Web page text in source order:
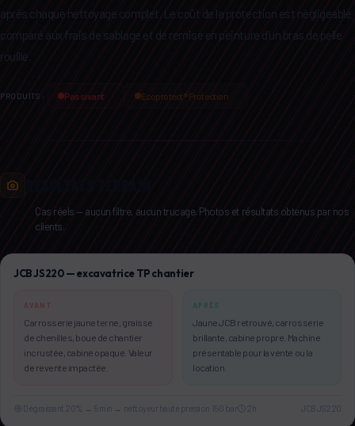
après chaque nettoyage complet. Le coût de la protection est négligeable
comparé aux frais de sablage et de remise en peinture d'un bras de pelle
rouillé.
PRODUITS : Passivant Ecoprotect® Protection
Cas réels — aucun filtre, aucun trucage. Photos et résultats obtenus par nos
clients.
JCB JS220 — excavatrice TP chantier
AVANT
Carrosserie jaune terne, graisse
de chenilles, boue de chantier
incrustée, cabine opaque. Valeur
de revente impactée.
APRÈS
Jaune JCB retrouvé, carrosserie
brillante, cabine propre. Machine
présentable pour la vente ou la
location.
Dégraissant 20% → 5 min → nettoyeur haute pression 150 bar 2h
JCB JS220